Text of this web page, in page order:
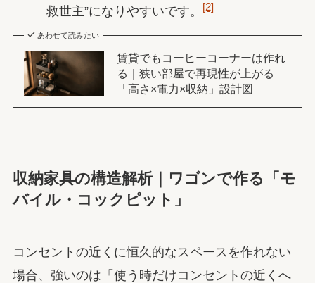
救世主”になりやすいです。
[2]
あわせて読みたい
賃貸でもコーヒーコーナーは作れ
る｜狭い部屋で再現性が上がる
「高さ×電力×収納」設計図
収納家具の構造解析｜ワゴンで作る「モ
バイル・コックピット」
コンセントの近くに恒久的なスペースを作れない
場合、強いのは「使う時だけコンセントの近くへ